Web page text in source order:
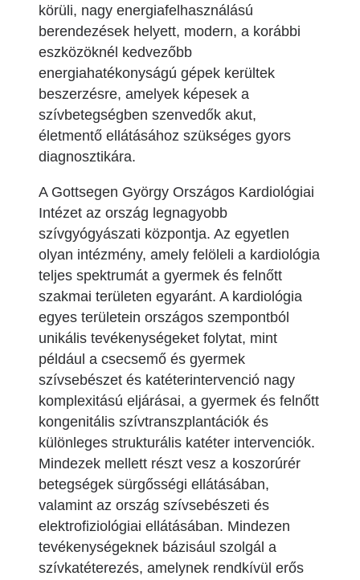
körüli, nagy energiafelhasználású
berendezések helyett, modern, a korábbi
eszközöknél kedvezőbb
energiahatékonyságú gépek kerültek
beszerzésre, amelyek képesek a
szívbetegségben szenvedők akut,
életmentő ellátásához szükséges gyors
diagnosztikára.
A Gottsegen György Országos Kardiológiai
Intézet az ország legnagyobb
szívgyógyászati központja. Az egyetlen
olyan intézmény, amely felöleli a kardiológia
teljes spektrumát a gyermek és felnőtt
szakmai területen egyaránt. A kardiológia
egyes területein országos szempontból
unikális tevékenységeket folytat, mint
például a csecsemő és gyermek
szívsebészet és katéterintervenció nagy
komplexitású eljárásai, a gyermek és felnőtt
kongenitális szívtranszplantációk és
különleges strukturális katéter intervenciók.
Mindezek mellett részt vesz a koszorúrér
betegségek sürgősségi ellátásában,
valamint az ország szívsebészeti és
elektrofiziológiai ellátásában. Mindezen
tevékenységeknek bázisául szolgál a
szívkatéterezés, amelynek rendkívül erős